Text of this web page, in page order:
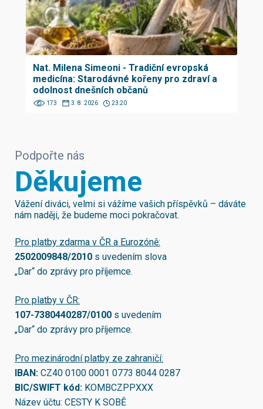
Nat. Milena Simeoni - Tradiční evropská
medicína: Starodávné kořeny pro zdraví a
odolnost dnešních občanů
173 3. 8. 2026 23:20
Podpořte nás
Děkujeme
Vážení diváci, velmi si vážíme vašich příspěvků – dáváte
nám naději, že budeme moci pokračovat.
Pro platby zdarma v ČR a Eurozóně:
2502009848/2010 s uvedením slova
„Dar“ do zprávy pro příjemce.
Pro platby v ČR:
107-7380440287/0100 s uvedením
„Dar“ do zprávy pro příjemce.
Pro mezinárodní platby ze zahraničí:
IBAN: CZ40 0100 0001 0773 8044 0287
BIC/SWIFT kód: KOMBCZPPXXX
Název účtu: CESTY K SOBĚ